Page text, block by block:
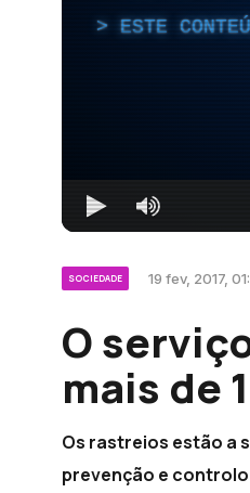
ESTE
SOCIEDADE 19 fev, 2017,
O
mais de
Os rastreios estão a
prevenção e